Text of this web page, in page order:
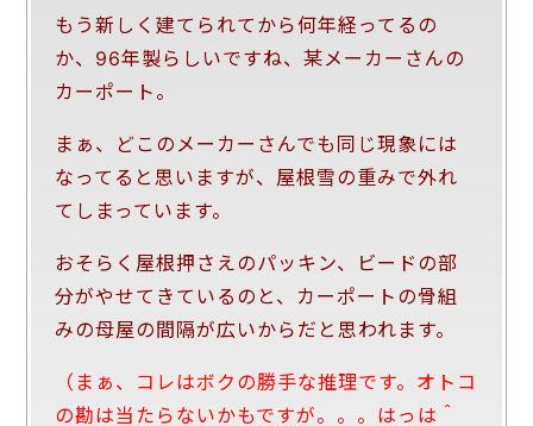
もう新しく建てられてから何年経ってるの
か、96年製らしいですね、某メーカーさんの
カーポート。
まぁ、どこのメーカーさんでも同じ現象には
なってると思いますが、屋根雪の重みで外れ
てしまっています。
おそらく屋根押さえのパッキン、ビードの部
分がやせてきているのと、カーポートの骨組
みの母屋の間隔が広いからだと思われます。
（まぁ、コレはボクの勝手な推理です。オトコ
の勘は当たらないかもですが。。。はっは＾